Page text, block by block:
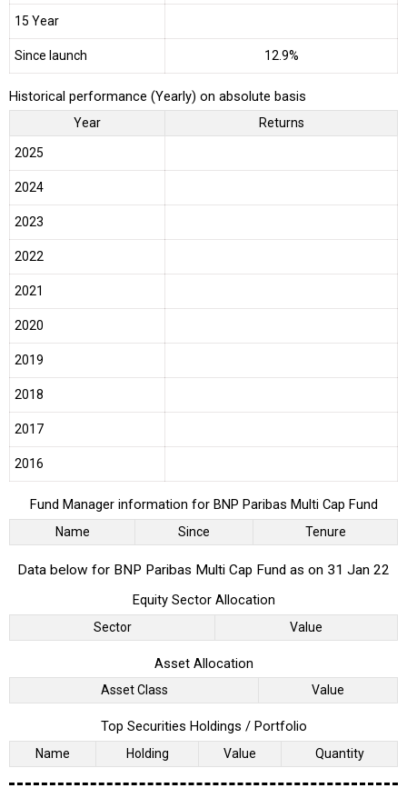
15 Year
Since launch 12.9%
Historical performance (Yearly) on absolute basis
Year Returns
2025
2024
2023
2022
2021
2020
2019
2018
2017
2016
Fund Manager information for BNP Paribas Multi Cap Fund
Name Since Tenure
Data below for BNP Paribas Multi Cap Fund as on 31 Jan 22
Equity Sector Allocation
Sector Value
Asset Allocation
Asset Class Value
Top Securities Holdings / Portfolio
Name Holding Value Quantity